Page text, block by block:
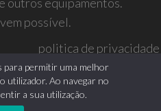
possível.
politica de privacidade
resolução de conflitos
livro de reclamações
para permitir uma melhor
utilizador. Ao navegar no
a sua utilização.